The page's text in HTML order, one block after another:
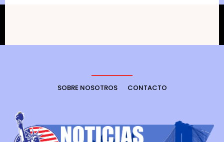
SOBRE NOSOTROS CONTACTO